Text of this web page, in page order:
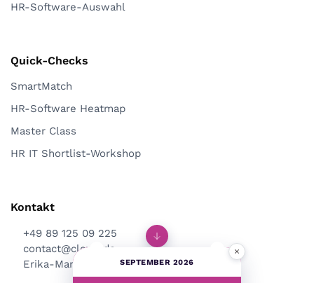
HR-Software-Auswahl
Quick-Checks
SmartMatch
HR-Software Heatmap
Master Class
HR IT Shortlist-Workshop
Kontakt
+49 89 125 09 225
contact@clevis.de
Erika-Mann-Str. 53, 80636 München
×
SEPTEMBER 2026